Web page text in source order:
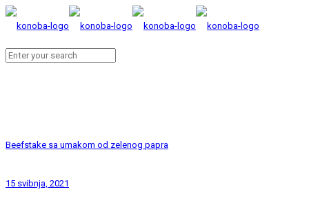
Beefstake sa umakom od zelenog papra
15 svibnja, 2021